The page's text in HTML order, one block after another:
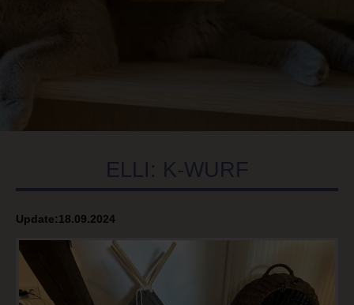
ELLI: K-WURF
Update:18.09.2024